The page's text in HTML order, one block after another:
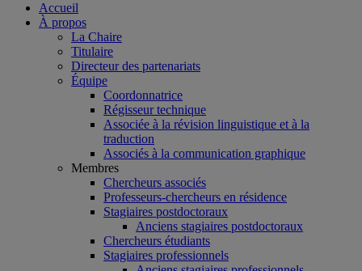
Accueil
À propos
La Chaire
Titulaire
Directeur des partenariats
Équipe
Coordonnatrice
Régisseur technique
Associée à la révision linguistique et à la
traduction
Associés à la communication graphique
Membres
Chercheurs associés
Professeurs-chercheurs en résidence
Stagiaires postdoctoraux
Anciens stagiaires postdoctoraux
Chercheurs étudiants
Stagiaires professionnels